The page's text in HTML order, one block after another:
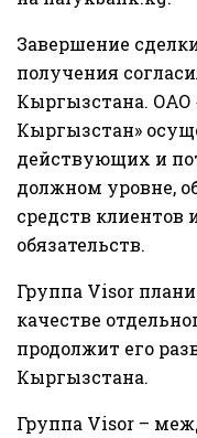
Завершение
получения
Кыргызстана. ОАО
Кыргызстан»
действующих и
должном уровне,
средств клиентов
обязательств.
Группа Visor
качестве
продолжит его
Кыргызстана.
Группа Visor –